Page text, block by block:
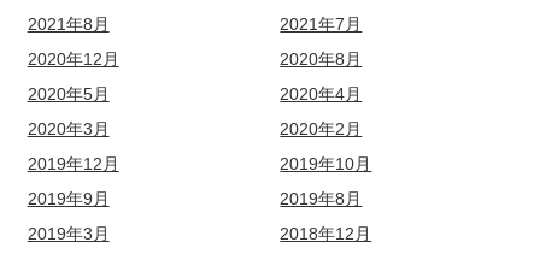
2021年8月
2021年7月
2020年12月
2020年8月
2020年5月
2020年4月
2020年3月
2020年2月
2019年12月
2019年10月
2019年9月
2019年8月
2019年3月
2018年12月